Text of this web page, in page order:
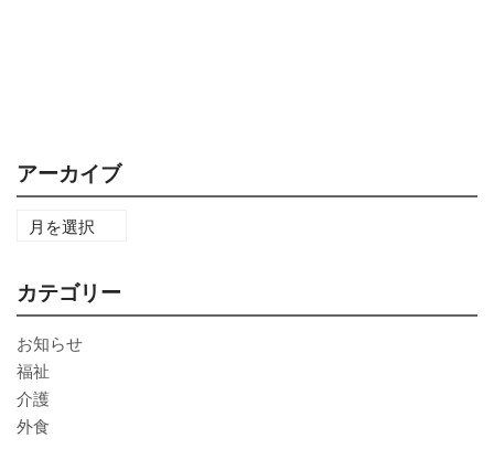
アーカイブ
カテゴリー
お知らせ
福祉
介護
外食